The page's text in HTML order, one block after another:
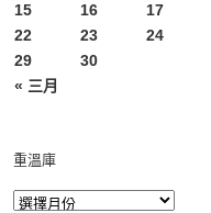
« 三月
15
16 17
22
23 24
29
30
重溫庫